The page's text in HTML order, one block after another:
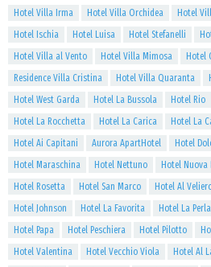
Hotel Villa Irma
Hotel Villa Orchidea Hotel
Hotel Ischia
Hotel Luisa Hotel Stefanelli
Hotel Villa al Vento
Hotel Villa Mimosa
Hotel
Residence Villa Cristina
Hotel Villa Quaranta
Hotel West Garda
Hotel La Bussola Hotel Rio
Hotel La Rocchetta
Hotel La Carica
Hotel La
Hotel Ai Capitani
Aurora ApartHotel Hotel
Hotel Maraschina
Hotel Nettuno Hotel Nuova
Hotel Rosetta
Hotel San Marco Hotel Al
Hotel Johnson
Hotel La Favorita Hotel La Perla
Hotel Papa
Hotel Peschiera Hotel Pilotto
Hotel Valentina
Hotel Vecchio Viola Hotel Al